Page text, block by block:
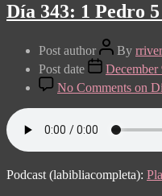
Día 343: 1 Pedro
Post author By
Post date
December
No Comments on
Podcast (labibliacompleta):